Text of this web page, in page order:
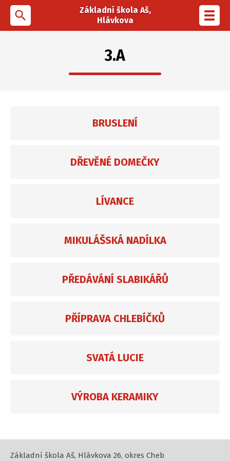
search
Základní škola Aš,
Hlávkova
3.A
BRUSLENÍ
DŘEVĚNÉ DOMEČKY
LÍVANCE
MIKULÁŠSKÁ NADÍLKA
PŘEDÁVÁNÍ SLABIKÁŘŮ
PŘÍPRAVA CHLEBÍČKŮ
SVATÁ LUCIE
VÝROBA KERAMIKY
Základní škola Aš, Hlávkova 26, okres Cheb